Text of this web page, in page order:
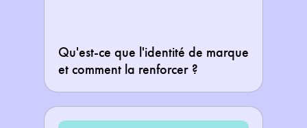
Qu'est-ce que l'identité de marque
et comment la renforcer ?